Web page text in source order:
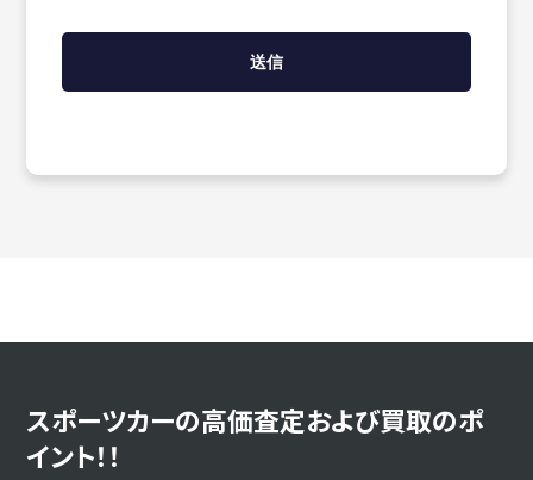
スポーツカーの高価査定および買取のポ
イント！！